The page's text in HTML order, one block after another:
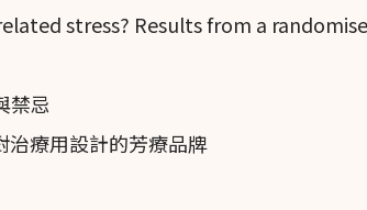
stress? Results from a
禁忌
療用設計的芳療品牌